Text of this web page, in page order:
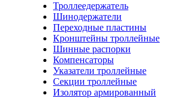
Троллеедержатель
Шинодержатели
Переходные пластины
Кронштейны троллейные
Шинные распорки
Компенсаторы
Указатели троллейные
Секции троллейные
Изолятор армированный